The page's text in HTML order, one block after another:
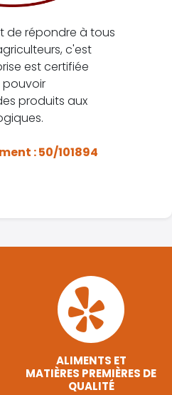
de répondre à tous
c'est
est certifiée
pouvoir
produits aux
: 50/101894
ALIMENTS ET
MATIÈRES PREMIÈRES DE
QUALITÉ